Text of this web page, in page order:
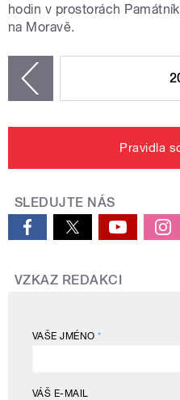
hodin v prostorách
na Moravě.
Pravidla
SLEDUJTE NÁS
VZKAZ REDAKCI
VAŠE JMÉNO*
VÁŠ E-MAIL